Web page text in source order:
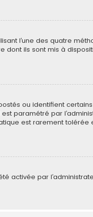
l’une des quatre
ils sont mis à
ou identifient
paramétré par
est rarement
activée par